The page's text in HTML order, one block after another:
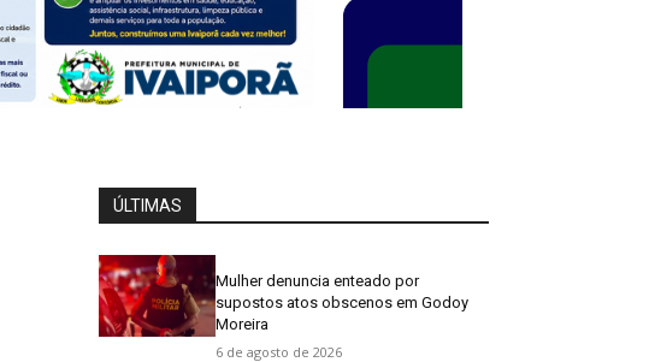
ÚLTIMAS
Mulher denuncia enteado por
supostos atos obscenos em Godoy
Moreira
6 de agosto de 2026